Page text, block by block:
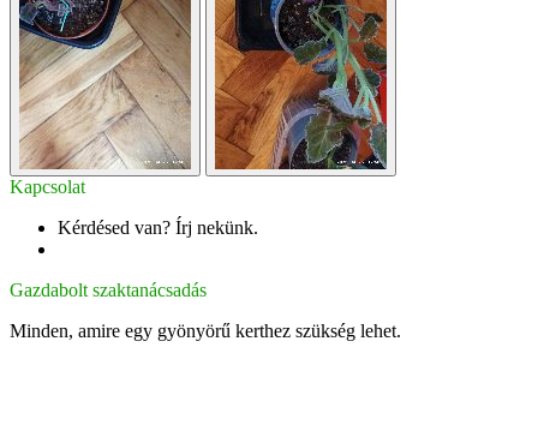
Kapcsolat
Kérdésed van? Írj nekünk.
Gazdabolt szaktanácsadás
Minden, amire egy gyönyörű kerthez szükség lehet.